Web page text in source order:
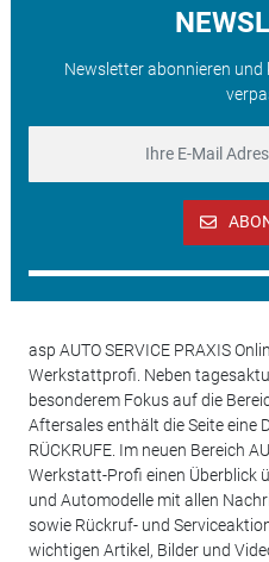
Newsletter abonnieren und
asp AUTO SERVICE PRAXIS
Werkstattprofi. Neben
besonderem Fokus auf die
Aftersales enthält die Seite eine
RÜCKRUFE. Im neuen Bereich
Werkstatt-Profi einen Überblick
und Automodelle mit allen
sowie Rückruf- und
wichtigen Artikel, Bilder und